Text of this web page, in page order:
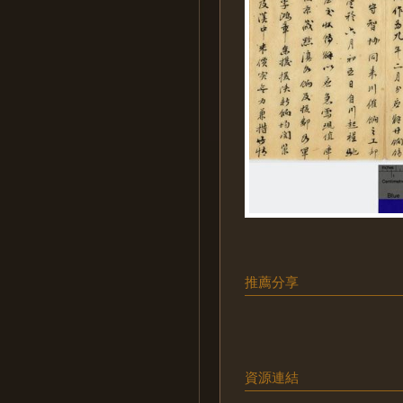
推薦分享
資源連結